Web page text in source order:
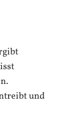
und